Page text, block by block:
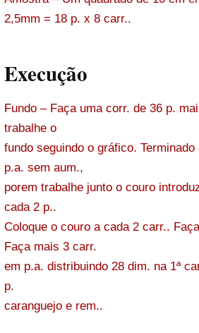
2,5mm = 18 p. x 8 carr..
Execução
Fundo – Faça uma corr. de 36 p.
trabalhe o
fundo seguindo o gráfico.
p.a. sem aum.,
porem trabalhe junto o couro
cada 2 p..
Coloque o couro a cada 2 carr..
Faça mais 3 carr.
em p.a. distribuindo 28 dim. na 1ª
p.
caranguejo e rem..